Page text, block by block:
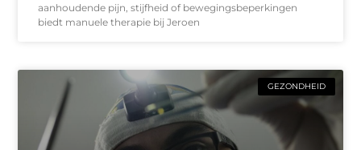
aanhoudende pijn, stijfheid of bewegingsbeperkingen
biedt manuele therapie bij Jeroen
GEZONDHEID